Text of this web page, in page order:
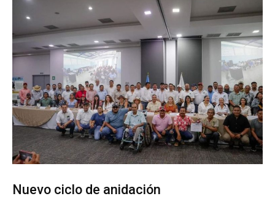
Nuevo ciclo de anidación